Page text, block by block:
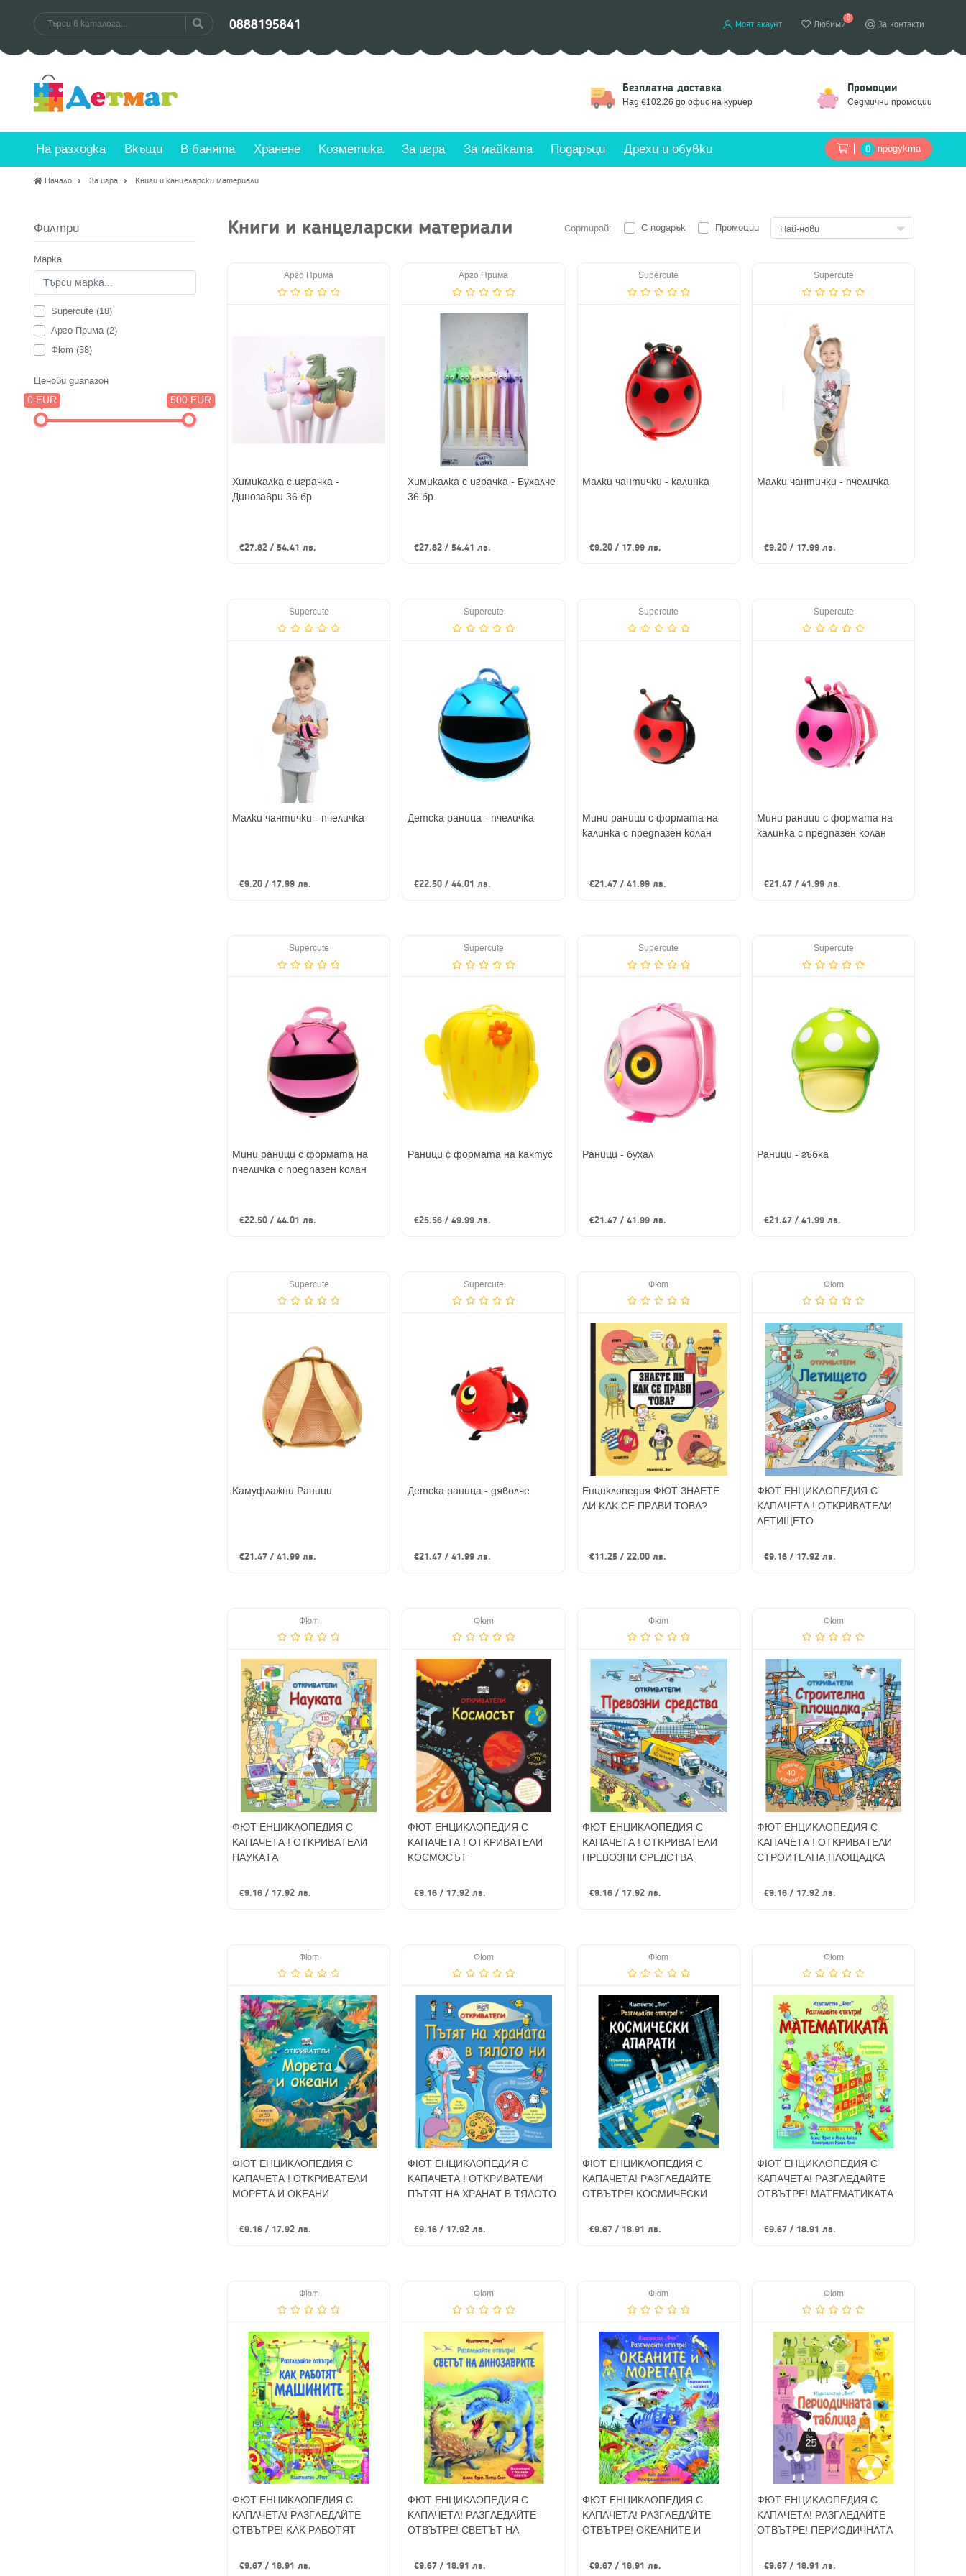
0888195841 Моят акаунт Любими
0
За контакти
Над €102.26 до офис на куриер
Безплатна доставка
Над €102.26 до офис на куриер
Промоции
Седмични промоции
На разходка Вкъщи В банята Хранене Козметика За игра За майката Подаръци Дрехи и обувки 0 продукта
Начало За игра Книги и канцеларски материали
Филтри
Марка
Supercute (18)
Арго Прима (2)
Фют (38)
Ценови диапазон
0 EUR 500 EUR
Книги и канцеларски материали Сортирай: С подарък Промоции
Арго Прима
Химикалка с играчка -
Динозаври 36 бр.
€27.82 / 54.41 лв.
Арго Прима
Химикалка с играчка - Бухалче
36 бр.
€27.82 / 54.41 лв.
Supercute
Малки чантички - калинка
€9.20 / 17.99 лв.
Supercute
Малки чантички - пчеличка
€9.20 / 17.99 лв.
Supercute
Малки чантички - пчеличка
€9.20 / 17.99 лв.
Supercute
Детска раница - пчеличка
€22.50 / 44.01 лв.
Supercute
Мини раници с формата на
калинка с предпазен колан
€21.47 / 41.99 лв.
Supercute
Мини раници с формата на
калинка с предпазен колан
€21.47 / 41.99 лв.
Supercute
Мини раници с формата на
пчеличка с предпазен колан
€22.50 / 44.01 лв.
Supercute
Раници с формата на кактус
€25.56 / 49.99 лв.
Supercute
Раници - бухал
€21.47 / 41.99 лв.
Supercute
Раници - гъбка
€21.47 / 41.99 лв.
Supercute
Камуфлажни Раници
€21.47 / 41.99 лв.
Supercute
Детска раница - дяволче
€21.47 / 41.99 лв.
Фют
Енциклопедия ФЮТ ЗНАЕТЕ
ЛИ КАК СЕ ПРАВИ ТОВА?
€11.25 / 22.00 лв.
Фют
ФЮТ ЕНЦИКЛОПЕДИЯ С
КАПАЧЕТА ! ОТКРИВАТЕЛИ
ЛЕТИЩЕТО
€9.16 / 17.92 лв.
Фют
ФЮТ ЕНЦИКЛОПЕДИЯ С
КАПАЧЕТА ! ОТКРИВАТЕЛИ
НАУКАТА
€9.16 / 17.92 лв.
Фют
ФЮТ ЕНЦИКЛОПЕДИЯ С
КАПАЧЕТА ! ОТКРИВАТЕЛИ
КОСМОСЪТ
€9.16 / 17.92 лв.
Фют
ФЮТ ЕНЦИКЛОПЕДИЯ С
КАПАЧЕТА ! ОТКРИВАТЕЛИ
ПРЕВОЗНИ СРЕДСТВА
€9.16 / 17.92 лв.
Фют
ФЮТ ЕНЦИКЛОПЕДИЯ С
КАПАЧЕТА ! ОТКРИВАТЕЛИ
СТРОИТЕЛНА ПЛОЩАДКА
€9.16 / 17.92 лв.
Фют
ФЮТ ЕНЦИКЛОПЕДИЯ С
КАПАЧЕТА ! ОТКРИВАТЕЛИ
МОРЕТА И ОКЕАНИ
€9.16 / 17.92 лв.
Фют
ФЮТ ЕНЦИКЛОПЕДИЯ С
КАПАЧЕТА ! ОТКРИВАТЕЛИ
ПЪТЯТ НА ХРАНАТ В ТЯЛОТО
€9.16 / 17.92 лв.
Фют
ФЮТ ЕНЦИКЛОПЕДИЯ С
КАПАЧЕТА! РАЗГЛЕДАЙТЕ
ОТВЪТРЕ! КОСМИЧЕСКИ
€9.67 / 18.91 лв.
Фют
ФЮТ ЕНЦИКЛОПЕДИЯ С
КАПАЧЕТА! РАЗГЛЕДАЙТЕ
ОТВЪТРЕ! МАТЕМАТИКАТА
€9.67 / 18.91 лв.
Фют
ФЮТ ЕНЦИКЛОПЕДИЯ С
КАПАЧЕТА! РАЗГЛЕДАЙТЕ
ОТВЪТРЕ! КАК РАБОТЯТ
€9.67 / 18.91 лв.
Фют
ФЮТ ЕНЦИКЛОПЕДИЯ С
КАПАЧЕТА! РАЗГЛЕДАЙТЕ
ОТВЪТРЕ! СВЕТЪТ НА
€9.67 / 18.91 лв.
Фют
ФЮТ ЕНЦИКЛОПЕДИЯ С
КАПАЧЕТА! РАЗГЛЕДАЙТЕ
ОТВЪТРЕ! ОКЕАНИТЕ И
€9.67 / 18.91 лв.
Фют
ФЮТ ЕНЦИКЛОПЕДИЯ С
КАПАЧЕТА! РАЗГЛЕДАЙТЕ
ОТВЪТРЕ! ПЕРИОДИЧНАТА
€9.67 / 18.91 лв.